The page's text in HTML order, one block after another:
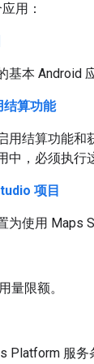
用：
基本 Android
结算功能
用结算功能和
中，必须执行
项目
为使用 Maps
量限额。
Platform 服